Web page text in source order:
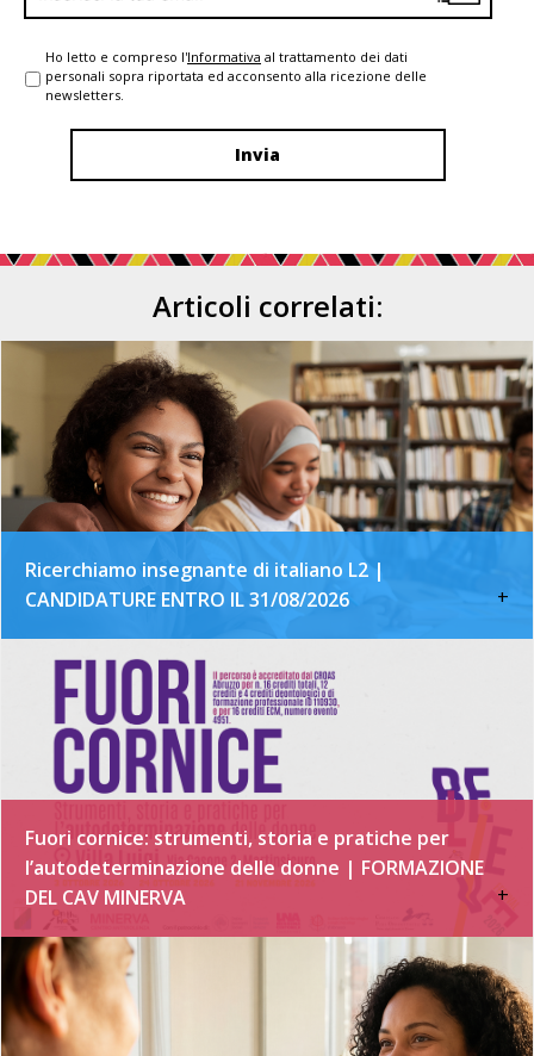
Ho letto e compreso l'Informativa al trattamento dei dati
personali sopra riportata ed acconsento alla ricezione delle
newsletters.
Articoli correlati:
Ricerchiamo insegnante di italiano L2 |
CANDIDATURE ENTRO IL 31/08/2026
+
Fuori cornice: strumenti, storia e pratiche per
l’autodeterminazione delle donne | FORMAZIONE
DEL CAV MINERVA
+